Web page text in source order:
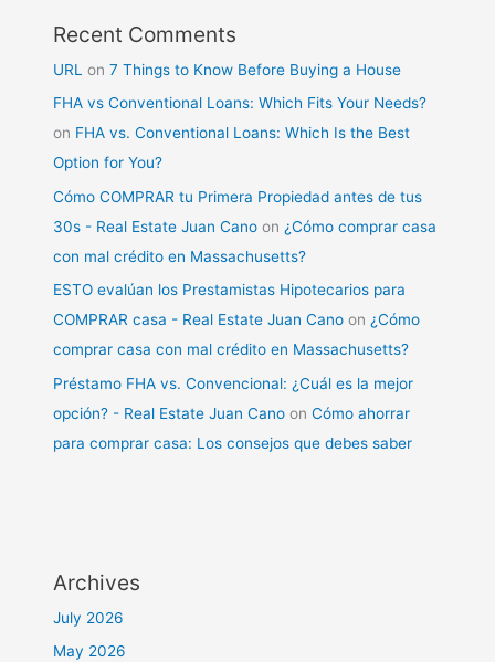
Recent Comments
URL on7 Things to Know Before Buying a House
FHA vs Conventional Loans: Which Fits Your Needs?
on FHA vs. Conventional Loans: Which Is the Best
Option for You?
Cómo COMPRAR tu Primera Propiedad antes de tus
30s - Real Estate Juan Cano on ¿Cómo comprar casa
con mal crédito en Massachusetts?
ESTO evalúan los Prestamistas Hipotecarios para
COMPRAR casa - Real Estate Juan Cano on¿Cómo
comprar casa con mal crédito en Massachusetts?
Préstamo FHA vs. Convencional: ¿Cuál es la mejor
opción? - Real Estate Juan Cano onCómo ahorrar
para comprar casa: Los consejos que debes saber
Archives
July 2026
May 2026